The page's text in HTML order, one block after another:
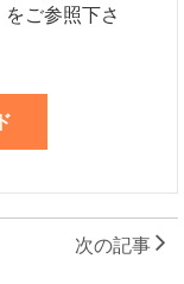
ご参照下さ
次の記事